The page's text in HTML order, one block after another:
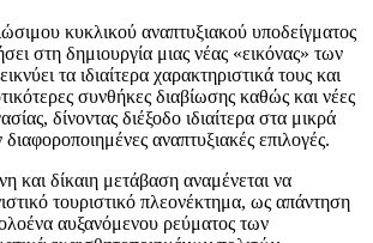
κυκλικού αναπτυξιακού υποδείγματος
στη δημιουργία μιας νέας «εικόνας» των
τα ιδιαίτερα χαρακτηριστικά τους και
συνθήκες διαβίωσης καθώς και νέες
δίνοντας διέξοδο ιδιαίτερα στα μικρά
αναπτυξιακές επιλογές.
και δίκαιη μετάβαση αναμένεται να
τουριστικό πλεονέκτημα, ως απάντηση
ολοένα αυξανόμενου ρεύματος των